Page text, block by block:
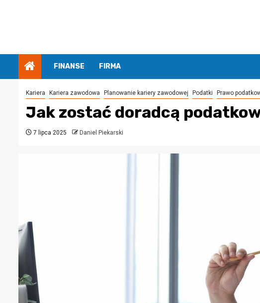
FINANSE FIRMA
Kariera Kariera zawodowa Planowanie kariery zawodowej Podatki Prawo
Jak zostać doradcą
7 lipca 2025 Daniel Piekarski